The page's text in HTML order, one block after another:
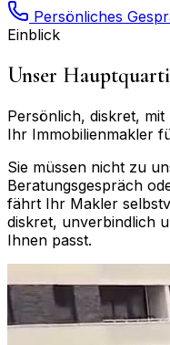
Persönliches
Einblick
Unser
Persönlich, diskret,
Ihr Immobilienmakler
Sie müssen nicht zu
Beratungsgespräch
fährt Ihr Makler
diskret, unverbindlich
Ihnen passt.